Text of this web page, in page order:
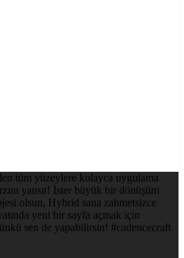
tüm yüzeylere kolayca uygulama
yansıt! İster büyük bir dönüşüm
olsun, Hybrid sana zahmetsizce
yeni bir sayfa açmak için
sen de yapabilirsin! #cadencecraft